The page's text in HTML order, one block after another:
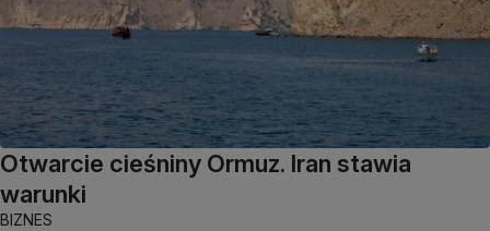
Otwarcie cieśniny Ormuz. Iran stawia
warunki
BIZNES